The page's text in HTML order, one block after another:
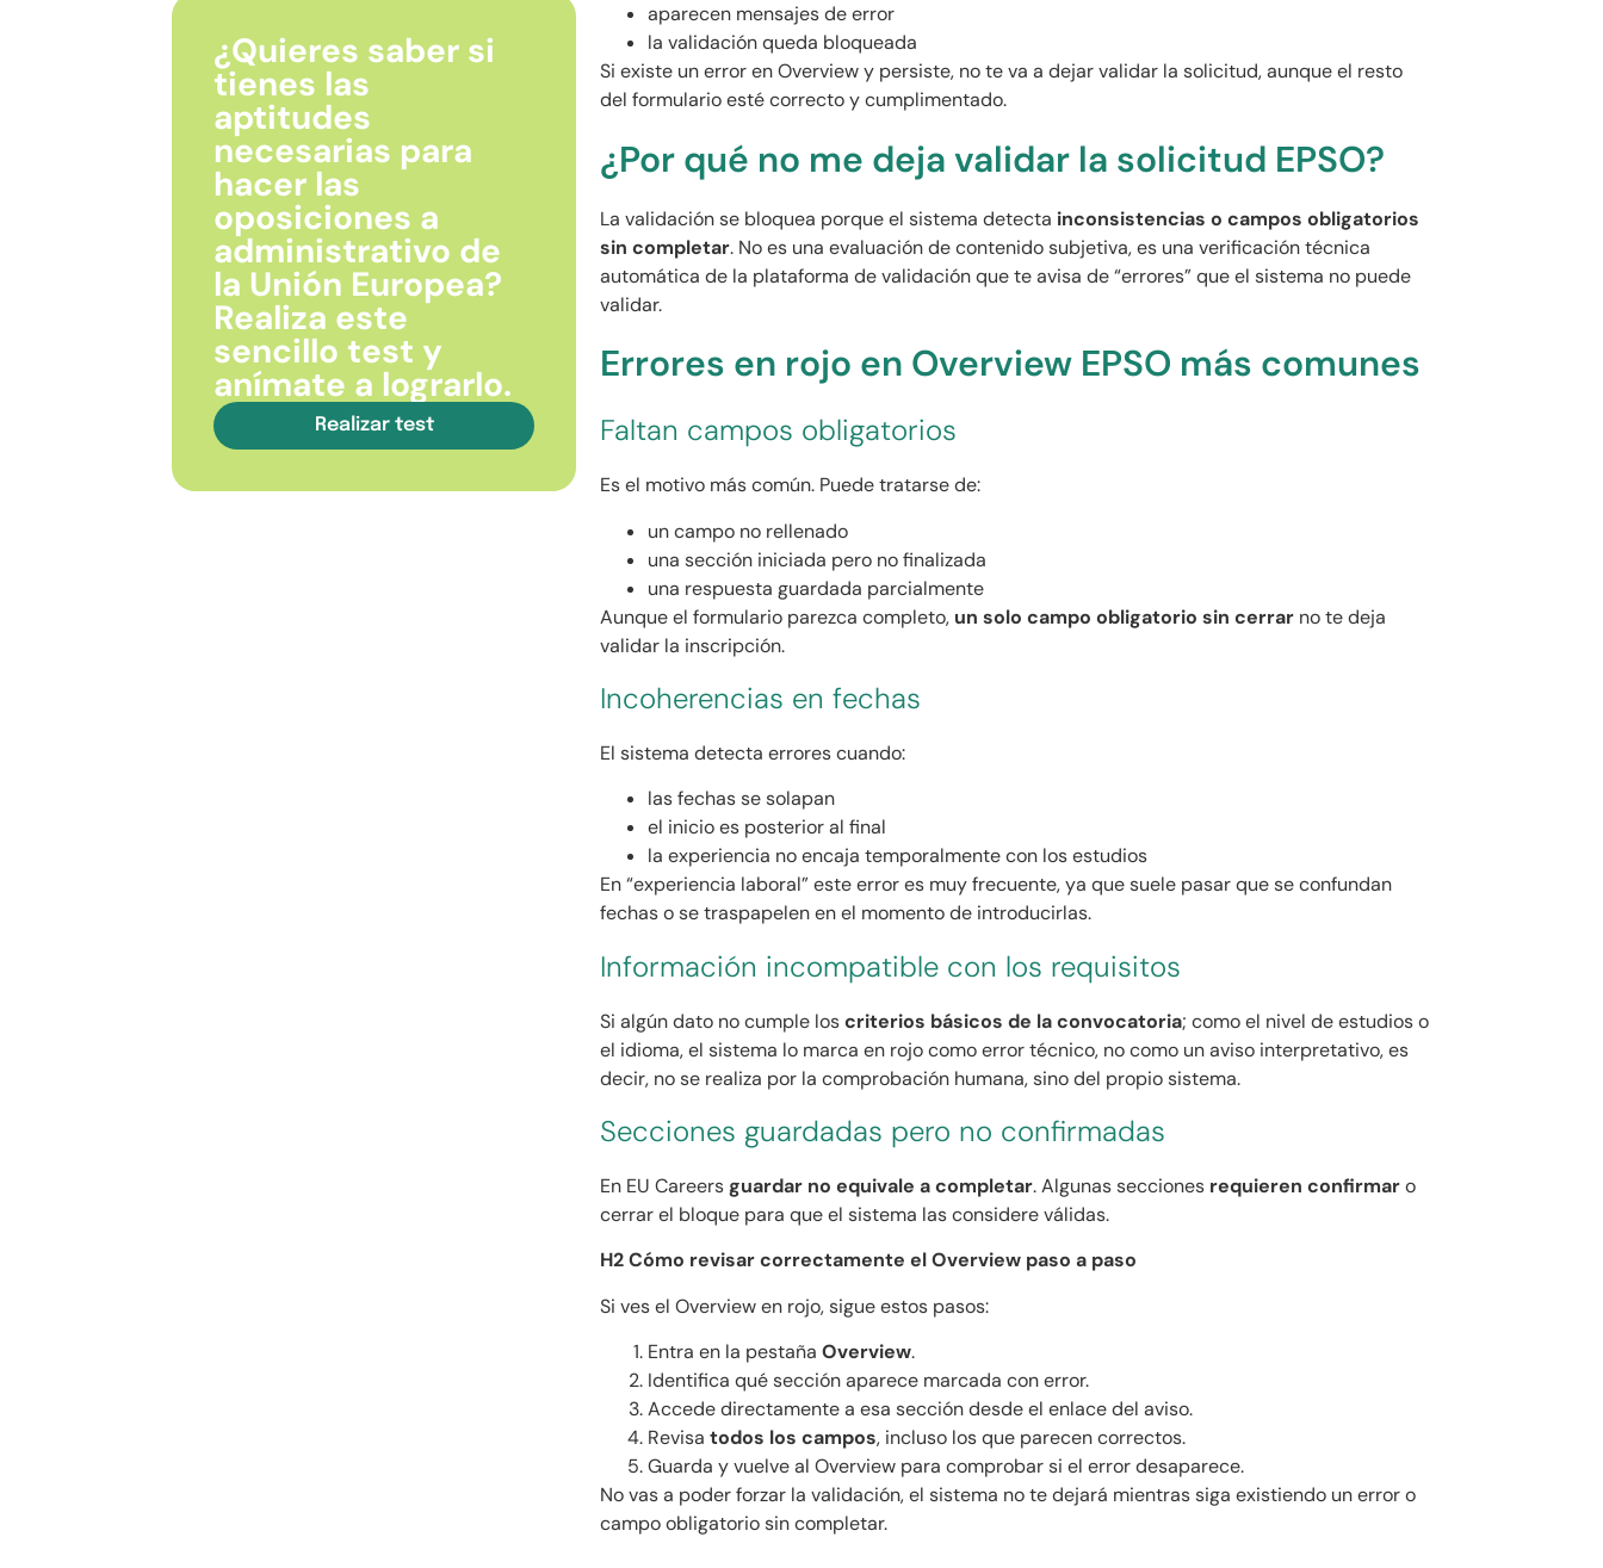
¿Quieres saber si
tienes las
aptitudes
necesarias para
hacer las
oposiciones a
administrativo de
la Unión Europea?
Realiza este
sencillo test y
anímate a lograrlo.
Realizar test
aparecen mensajes de error
la validación queda bloqueada
Si existe un error en Overview y persiste, no te va a dejar validar la solicitud, aunque el resto
del formulario esté correcto y cumplimentado.
¿Por qué no me deja validar la solicitud EPSO?
La validación se bloquea porque el sistema detecta inconsistencias o campos obligatorios
sin completar. No es una evaluación de contenido subjetiva, es una verificación técnica
automática de la plataforma de validación que te avisa de “errores” que el sistema no puede
validar.
Errores en rojo en Overview EPSO más comunes
Faltan campos obligatorios
Es el motivo más común. Puede tratarse de:
un campo no rellenado
una sección iniciada pero no finalizada
una respuesta guardada parcialmente
Aunque el formulario parezca completo, un solo campo obligatorio sin cerrarno te deja
validar la inscripción.
Incoherencias en fechas
El sistema detecta errores cuando:
las fechas se solapan
el inicio es posterior al final
la experiencia no encaja temporalmente con los estudios
En “experiencia laboral” este error es muy frecuente, ya que suele pasar que se confundan
fechas o se traspapelen en el momento de introducirlas.
Información incompatible con los requisitos
Si algún dato no cumple loscriterios básicos de la convocatoria; como el nivel de estudios o
el idioma, el sistema lo marca en rojo como error técnico, no como un aviso interpretativo, es
decir, no se realiza por la comprobación humana, sino del propio sistema.
Secciones guardadas pero no confirmadas
En EU Careersguardar no equivale a completar. Algunas secciones requieren confirmaro
cerrar el bloque para que el sistema las considere válidas.
H2 Cómo revisar correctamente el Overview paso a paso
Si ves el Overview en rojo, sigue estos pasos:
Entra en la pestaña Overview.
Identifica qué sección aparece marcada con error.
Accede directamente a esa sección desde el enlace del aviso.
Revisa todos los campos, incluso los que parecen correctos.
Guarda y vuelve al Overview para comprobar si el error desaparece.
No vas a poder forzar la validación, el sistema no te dejará mientras siga existiendo un error o
campo obligatorio sin completar.